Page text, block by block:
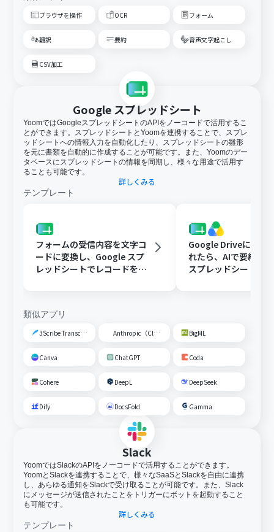
ブラウザを操作 OCR フォーム
翻訳 要約 音声文字起こし
CSV加工
Google スプレッドシート
YoomではGoogleスプレッドシートのAPIをノーコードで活用するこ
とができます。スプレッドシートとYoomを連携することで、スプレ
ッドシートへの情報入力を自動化したり、スプレッドシートの雛形
を元に書類を自動的に作成することが可能です。また、Yoomのデー
タベースにスプレッドシートの情報を同期し、様々な用途で活用す
ることも可能です。
詳しくみる
テンプレート
フォームの受信内容を文字コ
ードに変換し、Google スプ
レッドシートでレコードを追
Google Driveに文書
れたら、AIで要約し
スプレッドシートの
類似アプリ
3Scribe Transcription Anthropic（Claude） BigML
Canva ChatGPT Coda
Cohere DeepL DeepSeek
Dify DocsFold Gamma
Slack
YoomではSlackのAPIをノーコードで活用することができます。
YoomとSlackを連携することで、様々なSaaSとSlackを自由に連携
し、あらゆる通知をSlackで受け取ることが可能です。また、Slack
にメッセージが送信されたことをトリガーにボットを起動すること
も可能です。
詳しくみる
テンプレート